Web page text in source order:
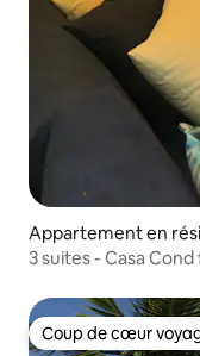
Appartement en
3 suites - Casa
Coup de cœur
Coup de cœur